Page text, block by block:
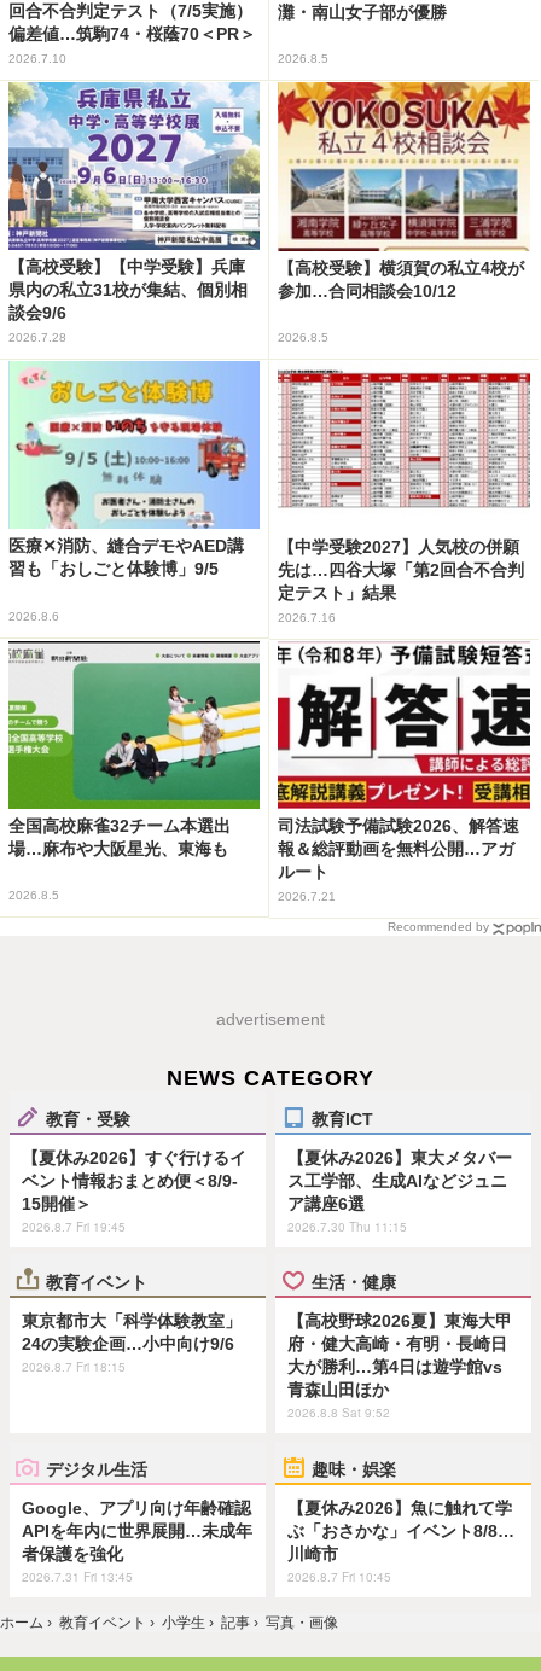
回合不合判定テスト（7/5実施）
偏差値…筑駒74・桜蔭70＜PR＞
2026.7.10
灘・南山女子部が優勝
2026.8.5
【高校受験】【中学受験】兵庫
県内の私立31校が集結、個別相
談会9/6
2026.7.28
【高校受験】横須賀の私立4校が
参加…合同相談会10/12
2026.8.5
医療✕消防、縫合デモやAED講
習も「おしごと体験博」9/5
2026.8.6
【中学受験2027】人気校の併願
先は…四谷大塚「第2回合不合判
定テスト」結果
2026.7.16
全国高校麻雀32チーム本選出
場…麻布や大阪星光、東海も
2026.8.5
司法試験予備試験2026、解答速
報＆総評動画を無料公開…アガ
ルート
2026.7.21
Recommended by
advertisement
NEWS CATEGORY
教育・受験
【夏休み2026】すぐ行けるイ
ベント情報おまとめ便＜8/9-
15開催＞
2026.8.7 Fri 19:45
教育ICT
【夏休み2026】東大メタバー
ス工学部、生成AIなどジュニ
ア講座6選
2026.7.30 Thu 11:15
教育イベント
東京都市大「科学体験教室」
24の実験企画…小中向け9/6
2026.8.7 Fri 18:15
生活・健康
【高校野球2026夏】東海大甲
府・健大高崎・有明・長崎日
大が勝利…第4日は遊学館vs
青森山田ほか
2026.8.8 Sat 9:52
デジタル生活
Google、アプリ向け年齢確認
APIを年内に世界展開…未成年
者保護を強化
2026.7.31 Fri 13:45
趣味・娯楽
【夏休み2026】魚に触れて学
ぶ「おさかな」イベント8/8…
川崎市
2026.8.7 Fri 10:45
ホーム › 教育イベント › 小学生 › 記事 › 写真・画像